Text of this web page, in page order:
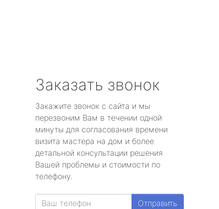
Заказать звонок
Закажите звонок с сайта и мы
перезвоним Вам в течении одной
минуты для согласования времени
визита мастера на дом и более
детальной консультации решения
Вашей проблемы и стоимости по
телефону.
Отправить